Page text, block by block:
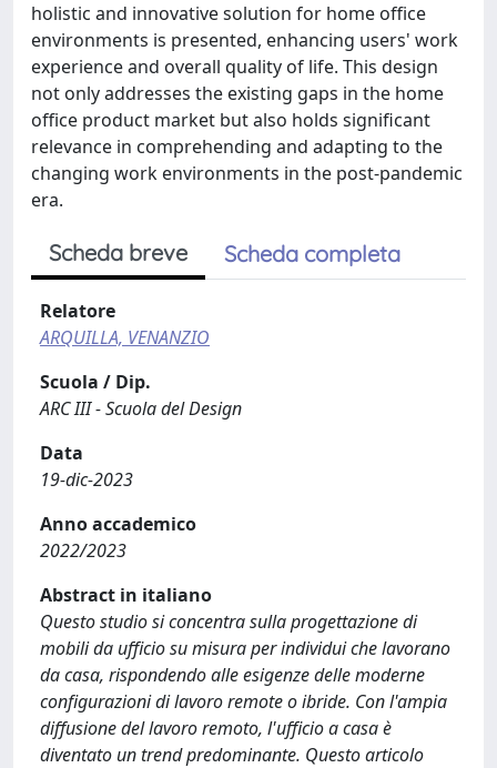
holistic and innovative solution for home office
environments is presented, enhancing users' work
experience and overall quality of life. This design
not only addresses the existing gaps in the home
office product market but also holds significant
relevance in comprehending and adapting to the
changing work environments in the post-pandemic
era.
Scheda breve Scheda completa
Relatore
ARQUILLA, VENANZIO
Scuola / Dip.
ARC III - Scuola del Design
Data
19-dic-2023
Anno accademico
2022/2023
Abstract in italiano
Questo studio si concentra sulla progettazione di
mobili da ufficio su misura per individui che lavorano
da casa, rispondendo alle esigenze delle moderne
configurazioni di lavoro remote o ibride. Con l'ampia
diffusione del lavoro remoto, l'ufficio a casa è
diventato un trend predominante. Questo articolo